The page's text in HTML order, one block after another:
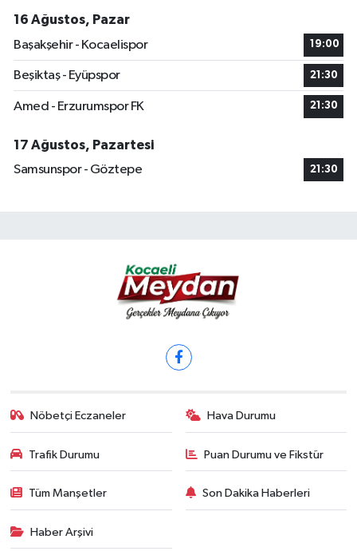
16 Ağustos, Pazar
Başakşehir - Kocaelispor
19:00
Beşiktaş - Eyüpspor 21:30
Amed - Erzurumspor FK 21:30
17 Ağustos, Pazartesi
Samsunspor - Göztepe
21:30
Nöbetçi Eczaneler Hava Durumu
Trafik Durumu Puan Durumu ve Fikstür
Tüm Manşetler Son Dakika Haberleri
Haber Arşivi